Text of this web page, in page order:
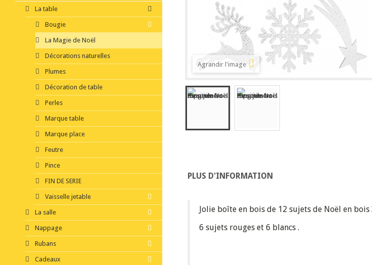
La table
Bougie
La Magie de Noël
Décorations naturelles
Plumes
Décoration de table
Perles
Marque table
Marque place
Feutre
Pince
FIN DE SERIE
Vaisselle jetable
La salle
Nappage
Rubans
Cadeaux
Agrandir l'image
PLUS D'INFORMATION
Jolie boîte en bois de 12 sujets de Noël en bois
6 sujets rouges et 6 blancs .